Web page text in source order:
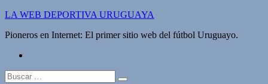
Saltar
contenido
LA WEB DEPORTIVA URUGUAYA
Pioneros en Internet: El primer sitio web del fútbol Uruguayo.
Buscar: